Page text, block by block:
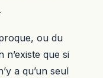
ou du
n’existe que si
a qu’un seul